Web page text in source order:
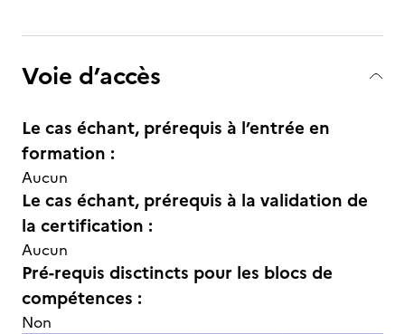
Voie d’accès
Le cas échant, prérequis à l’entrée en
formation :
Aucun
Le cas échant, prérequis à la validation de
la certification :
Aucun
Pré-requis disctincts pour les blocs de
compétences :
Non